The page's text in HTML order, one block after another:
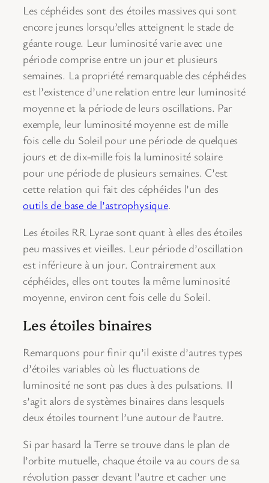
Les céphéides sont des étoiles massives qui sont
encore jeunes lorsqu’elles atteignent le stade de
géante rouge. Leur luminosité varie avec une
période comprise entre un jour et plusieurs
semaines. La propriété remarquable des céphéides
est l’existence d’une relation entre leur luminosité
moyenne et la période de leurs oscillations. Par
exemple, leur luminosité moyenne est de mille
fois celle du Soleil pour une période de quelques
jours et de dix-mille fois la luminosité solaire
pour une période de plusieurs semaines. C’est
cette relation qui fait des céphéides l’un des
outils de base de l’astrophysique.
Les étoiles RR Lyrae sont quant à elles des étoiles
peu massives et vieilles. Leur période d’oscillation
est inférieure à un jour. Contrairement aux
céphéides, elles ont toutes la même luminosité
moyenne, environ cent fois celle du Soleil.
Les étoiles binaires
Remarquons pour finir qu’il existe d’autres types
d’étoiles variables où les fluctuations de
luminosité ne sont pas dues à des pulsations. Il
s’agit alors de systèmes binaires dans lesquels
deux étoiles tournent l’une autour de l’autre.
Si par hasard la Terre se trouve dans le plan de
l’orbite mutuelle, chaque étoile va au cours de sa
révolution passer devant l’autre et cacher une